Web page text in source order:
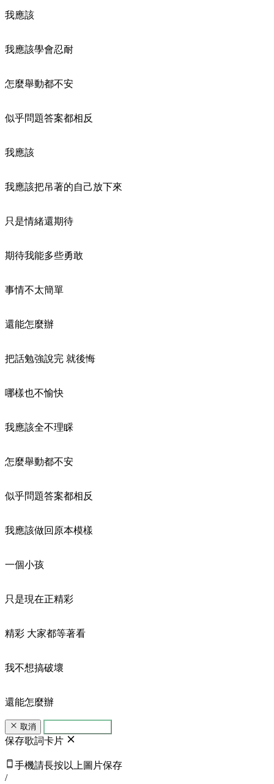
我應該
我應該學會忍耐
怎麼舉動都不安
似乎問題答案都相反
我應該
我應該把吊著的自己放下來
只是情緒還期待
期待我能多些勇敢
事情不太簡單
還能怎麼辦
把話勉強說完 就後悔
哪樣也不愉快
我應該全不理睬
怎麼舉動都不安
似乎問題答案都相反
我應該做回原本模樣
一個小孩
只是現在正精彩
精彩 大家都等著看
我不想搞破壞
還能怎麼辦
取消
保存歌詞卡片
手機請長按以上圖片保存
/